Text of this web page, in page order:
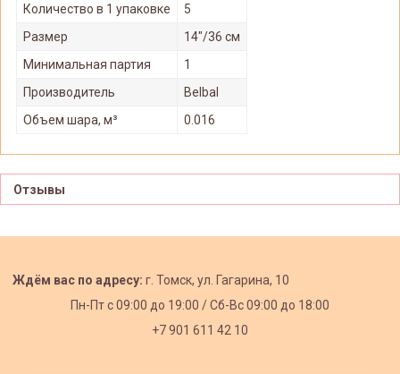
Количество в 1 упаковке
5
Размер
14"/36 см
Минимальная партия
1
Производитель
Belbal
Объем шара, м³
0.016
Отзывы
Ждём вас по адресу: г. Томск, ул. Гагарина, 10
Пн-Пт с09:00 до 19:00 /Сб-Вс 09:00 до 18:00
+7 901 611 42 10